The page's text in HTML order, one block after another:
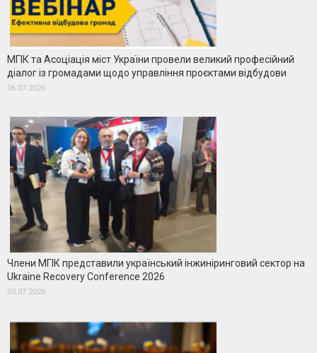
МГІК та Асоціація міст України провели великий професійний
діалог із громадами щодо управління проєктами відбудови
06.07.2026
Члени МГІК представили український інжиніринговий сектор на
Ukraine Recovery Conference 2026
03.07.2026